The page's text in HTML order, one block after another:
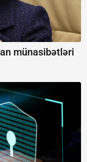
münasibətləri